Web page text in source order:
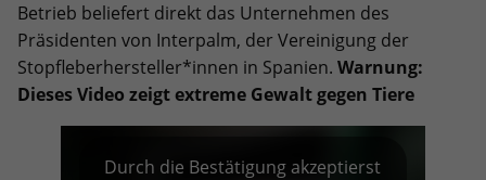
Betrieb beliefert direkt das Unternehmen des
Präsidenten von Interpalm, der Vereinigung der
Stopfleberhersteller*innen in Spanien. Warnung:
Dieses Video zeigt extreme Gewalt gegen Tiere
Durch die Bestätigung akzeptierst